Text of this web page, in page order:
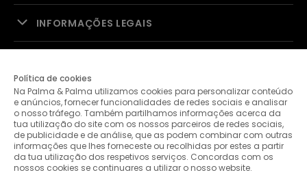
INFORMAÇÕES LEGAIS
PALMA & PALMA
APOIO AO CLIENTE
CONTACTOS
Política de cookies
Na Palma & Palma utilizamos cookies para personalizar conteúdo
e anúncios, fornecer funcionalidades de redes sociais e analisar
o nosso tráfego. Também partilhamos informações acerca da
tua utilização do site com os nossos parceiros de redes sociais,
de publicidade e de análise, que as podem combinar com outras
informações que lhes forneceste ou recolhidas por estes a partir
da tua utilização dos respetivos serviços. Concordas com os
nossos cookies se continuares a utilizar o nosso website.